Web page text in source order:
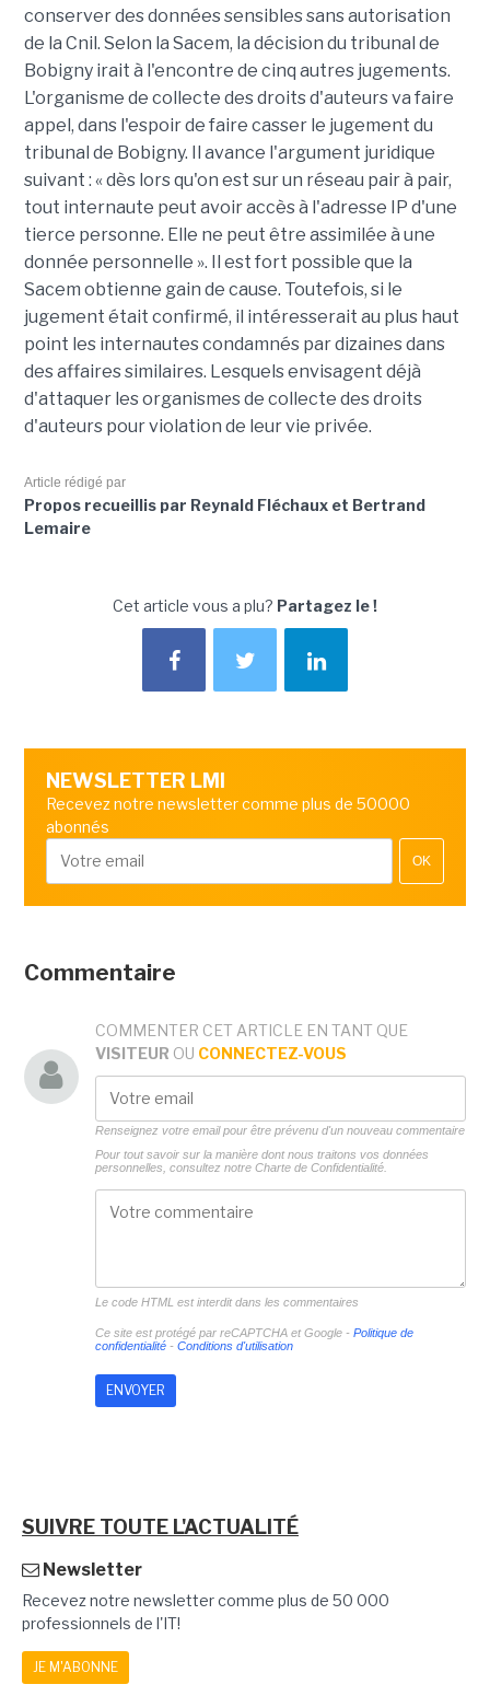
conserver des données sensibles sans autorisation
de la Cnil. Selon la Sacem, la décision du tribunal de
Bobigny irait à l'encontre de cinq autres jugements.
L'organisme de collecte des droits d'auteurs va faire
appel, dans l'espoir de faire casser le jugement du
tribunal de Bobigny. Il avance l'argument juridique
suivant : « dès lors qu'on est sur un réseau pair à pair,
tout internaute peut avoir accès à l'adresse IP d'une
tierce personne. Elle ne peut être assimilée à une
donnée personnelle ». Il est fort possible que la
Sacem obtienne gain de cause. Toutefois, si le
jugement était confirmé, il intéresserait au plus haut
point les internautes condamnés par dizaines dans
des affaires similaires. Lesquels envisagent déjà
d'attaquer les organismes de collecte des droits
d'auteurs pour violation de leur vie privée.
Article rédigé par
Propos recueillis par Reynald Fléchaux et Bertrand
Lemaire
Cet article vous a plu? Partagez le !
NEWSLETTER LMI
Recevez notre newsletter comme plus de 50000
abonnés
OK
Commentaire
COMMENTER CET ARTICLE EN TANT QUE
VISITEUR OU CONNECTEZ-VOUS
Renseignez votre email pour être prévenu d'un nouveau commentaire
Pour tout savoir sur la manière dont nous traitons vos données
personnelles, consultez notre Charte de Confidentialité.
Le code HTML est interdit dans les commentaires
Ce site est protégé par reCAPTCHA et Google - Politique de
confidentialité- Conditions d'utilisation
SUIVRE TOUTE L'ACTUALITÉ
Newsletter
Recevez notre newsletter comme plus de 50 000
professionnels de l'IT!
JE M'ABONNE